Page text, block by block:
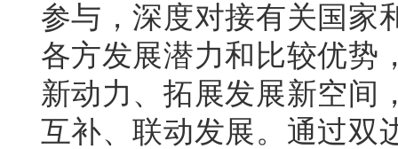
参与，深度对接有关国家
各方发展潜力和比较优势
新动力、拓展发展新空间
互补、联动发展。通过双